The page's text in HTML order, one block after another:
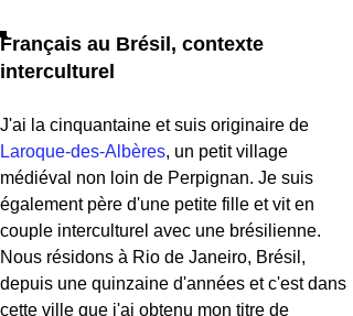
Français au Brésil, contexte
interculturel
J'ai la cinquantaine et suis originaire de
Laroque-des-Albères, un petit village
médiéval non loin de Perpignan. Je suis
également père d'une petite fille et vit en
couple interculturel avec une brésilienne.
Nous résidons à Rio de Janeiro, Brésil,
depuis une quinzaine d'années et c'est dans
cette ville que j'ai obtenu mon titre de